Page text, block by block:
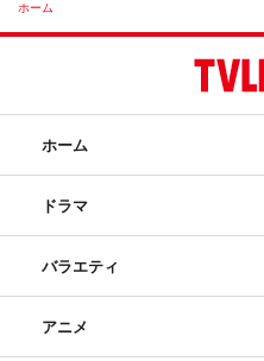
ホーム
ホーム
ドラマ
バラエティ
アニメ